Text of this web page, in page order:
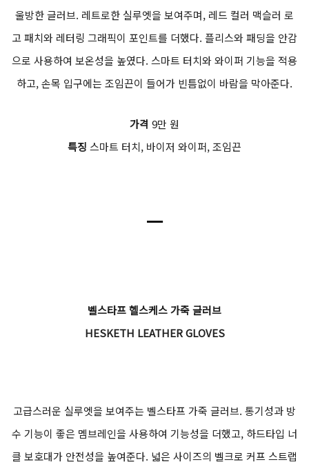
울방한 글러브. 레트로한 실루엣을 보여주며, 레드 컬러 맥슬러 로
고 패치와 레터링 그래픽이 포인트를 더했다. 플리스와 패딩을 안감
으로 사용하여 보온성을 높였다. 스마트 터치와 와이퍼 기능을 적용
하고, 손목 입구에는 조임끈이 들어가 빈틈없이 바람을 막아준다.
가격 9만 원
특징 스마트 터치, 바이저 와이퍼, 조임끈
ㅡ
벨스타프 헬스케스 가죽 글러브
HESKETH LEATHER GLOVES
고급스러운 실루엣을 보여주는 벨스타프 가죽 글러브. 통기성과 방
수 기능이 좋은 멤브레인을 사용하여 기능성을 더했고, 하드타입 너
클 보호대가 안전성을 높여준다. 넓은 사이즈의 벨크로 커프 스트랩